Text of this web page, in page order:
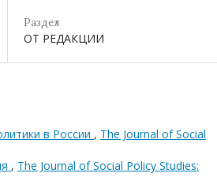
Раздел
ОТ РЕДАКЦИИ
в России , The Journal of Social
, The Journal of Social Policy Studies: